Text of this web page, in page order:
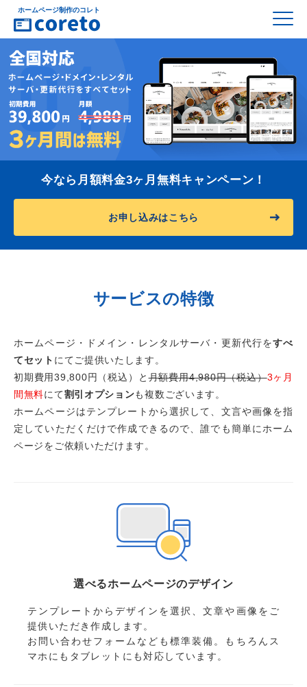
ホームページ制作のコレト
今なら月額料金3ヶ月無料キャンペーン！
お申し込みはこちら
サービスの特徴
ホームページ・ドメイン・レンタルサーバ・更新代行をすべ
てセット にてご提供いたします。
初期費用39,800円（税込）と月額費用4,980円（税込）3ヶ月
間無料にて割引オプションも複数ございます。
ホームページはテンプレートから選択して、文言や画像を指
定していただくだけで作成できるので、誰でも簡単にホーム
ページをご依頼いただけます。
選べるホームページのデザイン
テンプレートからデザインを選択、文章や画像をご
提供いただき作成します。
お問い合わせフォームなども標準装備。もちろんス
マホにもタブレットにも対応しています。